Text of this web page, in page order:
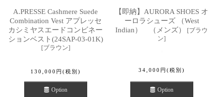
A.PRESSE Cashmere Suede
Combination Vest アプレッセ
カシミヤスエードコンビネー
ションベスト(24SAP-03-01K)
[ブラウン]
130,000 円 (税別)
Option
【即納】AURORA SHOES オ
ーロラシューズ （West
Indian） （メンズ）
[ブラウ
ン]
34,000 円 (税別)
Option